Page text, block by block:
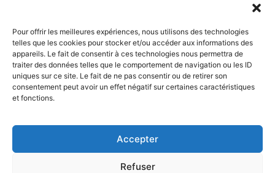
Pour offrir les meilleures expériences, nous utilisons des technologies
telles que les cookies pour stocker et/ou accéder aux informations des
appareils. Le fait de consentir à ces technologies nous permettra de
traiter des données telles que le comportement de navigation ou les ID
uniques sur ce site. Le fait de ne pas consentir ou de retirer son
consentement peut avoir un effet négatif sur certaines caractéristiques
et fonctions.
Accepter
Refuser
••• Wishlist
••• Actualités
Informations
Contact